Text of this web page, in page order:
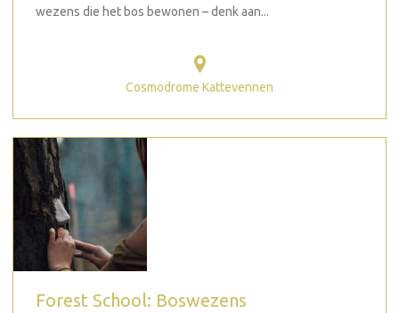
wezens die het bos bewonen – denk aan...
Cosmodrome Kattevennen
Forest School: Boswezens